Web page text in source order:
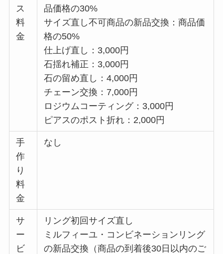
ス
料
金
品価格の30%
サイズ直し不可商品の新品交換：商品価
格の50%
仕上げ直し：3,000円
石揺れ補正：3,000円
石の留め直し：4,000円
チェーン交換：7,000円
ロジウムコーティング：3,000円
ピアスのポスト折れ：2,000円
手
作
り
料
金
なし
サ
ー
ビ
リング初回サイズ直し
ミルフィーユ・コンビネーションリング
の新品交換（商品の到着後30日以内のご